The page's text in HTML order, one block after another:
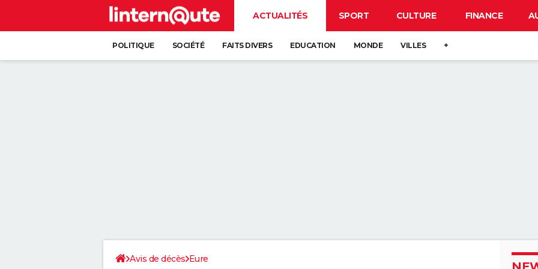
ACTUALITÉS SPORT CULTURE FINANCE
POLITIQUE SOCIÉTÉ FAITS DIVERS EDUCATION MONDE VILLES +
Avis de décès Eure